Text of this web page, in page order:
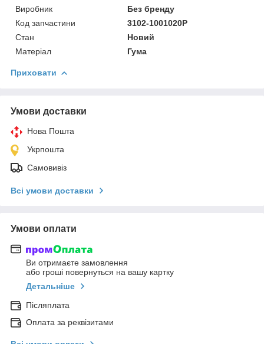
Виробник
Без бренду
Код запчастини
3102-1001020Р
Стан
Новий
Матеріал
Гума
Приховати
Умови доставки
Нова Пошта
Укрпошта
Самовивіз
Всі умови доставки
Умови оплати
Ви отримаєте замовлення
або гроші повернуться на вашу картку
Детальніше
Післяплата
Оплата за реквізитами